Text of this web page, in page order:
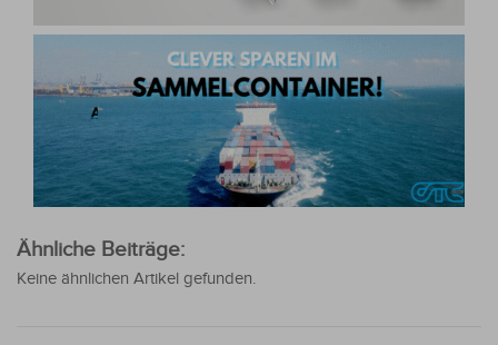
Ähnliche Beiträge:
Keine ähnlichen Artikel gefunden.